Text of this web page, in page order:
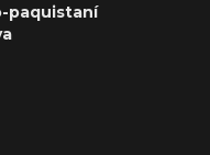
paquistaní